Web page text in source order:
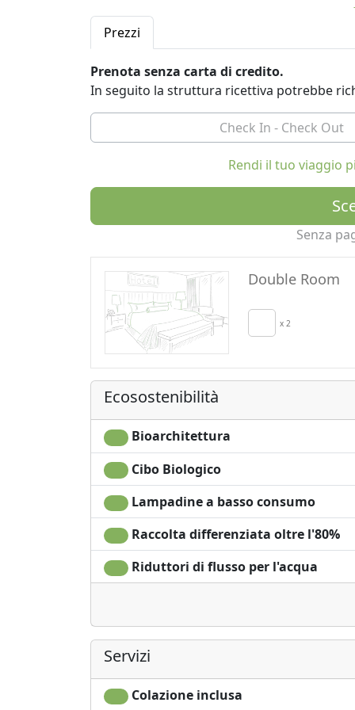
e utilizzando solamente materiali naturali.
Oltre all'abitazione dei proprietari, sono
cucina) che godono di una meravigliosa
La colazione viene servita nella sala da
I prodotti provengono da selezionati
Prezzi
Prenota senza carta di credito.
In seguito la struttura ricettiva potrebbe
Rendi il tuo viaggio
Senza
Double Room
x 2
Ecosostenibilità
Bioarchitettura
Cibo Biologico
Lampadine a basso consumo
Raccolta differenziata oltre l'80%
Riduttori di flusso per l'acqua
Servizi
Colazione inclusa